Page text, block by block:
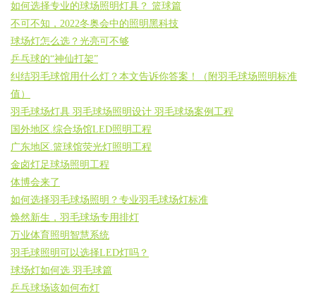
如何选择专业的球场照明灯具？ 篮球篇
不可不知，2022冬奥会中的照明黑科技
球场灯怎么选？光亮可不够
乒乓球的“神仙打架”
纠结羽毛球馆用什么灯？本文告诉你答案！（附羽毛球场照明标准
值）
羽毛球场灯具 羽毛球场照明设计 羽毛球场案例工程
国外地区.综合场馆LED照明工程
广东地区.篮球馆荧光灯照明工程
金卤灯足球场照明工程
体博会来了
如何选择羽毛球场照明？专业羽毛球场灯标准
焕然新生，羽毛球场专用排灯
万业体育照明智慧系统
羽毛球照明可以选择LED灯吗？
球场灯如何选 羽毛球篇
乒乓球场该如何布灯